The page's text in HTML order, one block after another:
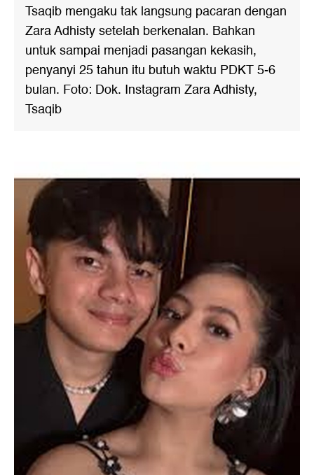
Tsaqib mengaku tak langsung pacaran dengan
Zara Adhisty setelah berkenalan. Bahkan
untuk sampai menjadi pasangan kekasih,
penyanyi 25 tahun itu butuh waktu PDKT 5-6
bulan. Foto: Dok. Instagram Zara Adhisty,
Tsaqib